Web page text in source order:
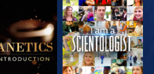
SÉRIES
REGARDER